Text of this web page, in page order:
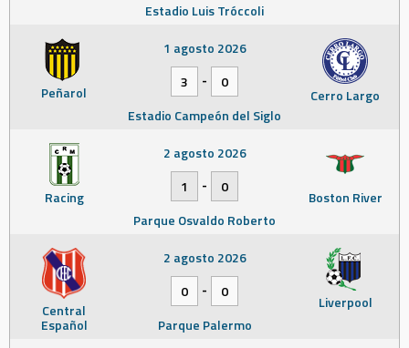
Estadio Luis Tróccoli
Peñarol Cerro Largo
1 agosto 2026
3
-
0
Estadio Campeón del Siglo
Racing Boston River
2 agosto 2026
1
-
0
Parque Osvaldo Roberto
Central
Español
Liverpool
2 agosto 2026
0
-
0
Parque Palermo